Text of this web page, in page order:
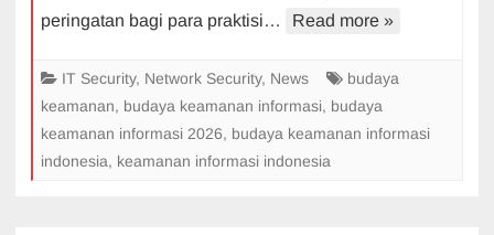
Informasi
peringatan bagi para praktisi…
Read more »
IT Security, Network Security, News
budaya
keamanan, budaya keamanan informasi, budaya
keamanan informasi 2026, budaya keamanan informasi
indonesia, keamanan informasi indonesia